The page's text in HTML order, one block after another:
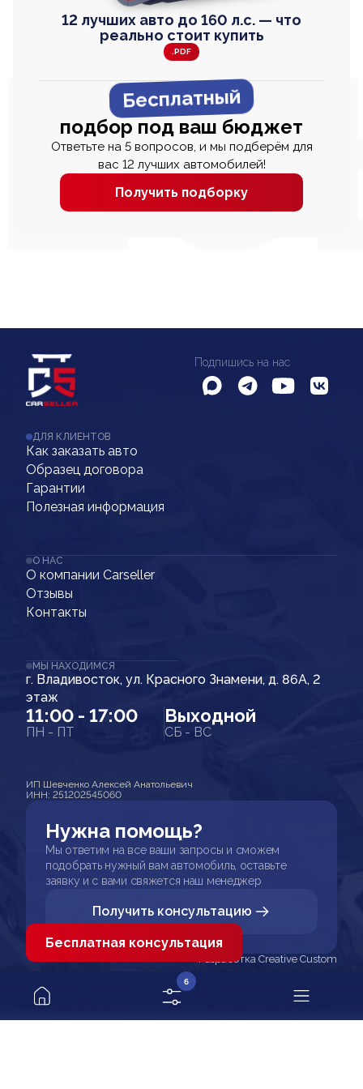
12 лучших авто до 160 л.с. — что
реально стоит купить
.PDF
Бесплатный
подбор под ваш бюджет
Ответьте на 5 вопросов, и мы подберём для
вас 12 лучших автомобилей!
Получить подборку
Подпишись на нас
ДЛЯ КЛИЕНТОВ
Как заказать авто
Образец договора
Гарантии
Полезная информация
О НАС
О компании Carseller
Отзывы
Контакты
МЫ НАХОДИМСЯ
г. Владивосток, ул. Красного Знамени, д. 86А, 2
этаж
11:00 - 17:00
ПН - ПТ
Выходной
СБ - ВС
ИП Шевченко Алексей Анатольевич
ИНН: 251202545060
Нужна помощь?
Мы ответим на все ваши запросы и сможем
подобрать нужный вам автомобиль, оставьте
заявку и с вами свяжется наш менеджер
Получить консультацию
Разработка Creative Custom
6
Бесплатная консультация